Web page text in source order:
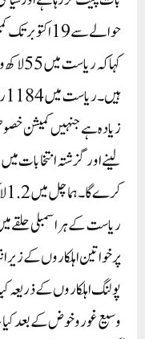
حوالے سے
زیادہ ہے جنہیں کمیشن
لینے اور گزشتہ انتخابات
ریاست کے ہر اسمبلی حلقے
پر خواتین اہلکاروں کے زیر
پولنگ اہلکاروں کے ذریعہ
وسیع غور و خوض کے بعد کیا